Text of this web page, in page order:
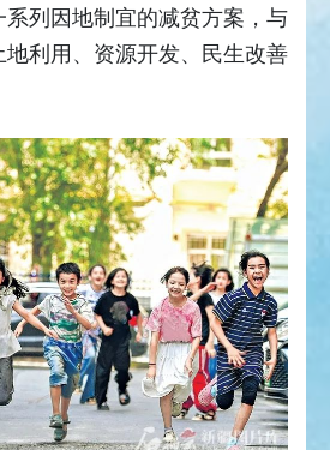
列因地制宜的减贫方案，与
地利用、资源开发、民生改善